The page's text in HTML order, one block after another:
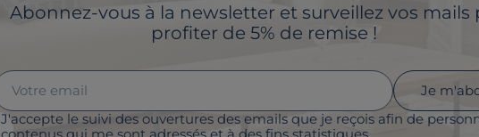
Abonnez-vous à la newsletter et surveillez vos mails
profiter de 5% de remise !
J'accepte le suivi des ouvertures des emails que je reçois afin de
Je